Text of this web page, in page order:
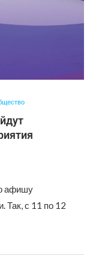
афишу
Так, с 11 по 12